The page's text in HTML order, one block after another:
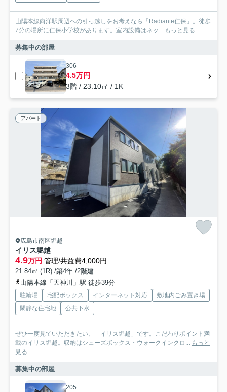
山陽本線向洋駅周辺への引っ越しをお考えなら「Radiante仁保」。徒歩
7分の場所に仁保小学校があります。室内設備はネッ...
もっと見る
募集中の部屋
306
4.5万円
3階 / 23.10㎡ / 1K
アパート
広島市南区堀越
イリス堀越
4.9万円 管理/共益費4,000円
21.84㎡ (1R) /築4年 /2階建
山陽本線「天神川」駅 徒歩39分
駐輪場 宅配ボックス インターネット対応
敷地内ごみ置き場
閑静な住宅地
公共下水
ぜひ一度見ていただきたい、「イリス堀越」です。こだわりポイント満
載のイリス堀越。収納はシューズボックス・ウォークインクロ...
もっと
見る
募集中の部屋
205